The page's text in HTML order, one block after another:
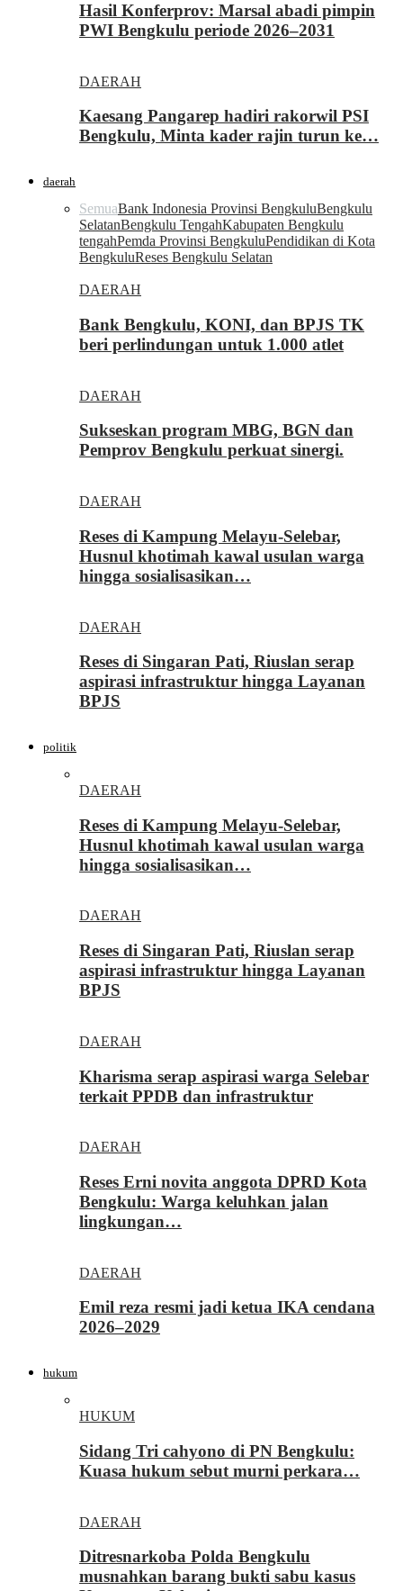
Hasil Konferprov: Marsal abadi pimpin
PWI Bengkulu periode 2026–2031
DAERAH
Kaesang Pangarep hadiri rakorwil PSI
Bengkulu, Minta kader rajin turun ke…
daerah
SemuaBank Indonesia Provinsi BengkuluBengkulu
SelatanBengkulu TengahKabupaten Bengkulu
tengahPemda Provinsi BengkuluPendidikan di Kota
BengkuluReses Bengkulu Selatan
DAERAH
Bank Bengkulu, KONI, dan BPJS TK
beri perlindungan untuk 1.000 atlet
DAERAH
Sukseskan program MBG, BGN dan
Pemprov Bengkulu perkuat sinergi.
DAERAH
Reses di Kampung Melayu-Selebar,
Husnul khotimah kawal usulan warga
hingga sosialisasikan…
DAERAH
Reses di Singaran Pati, Riuslan serap
aspirasi infrastruktur hingga Layanan
BPJS
politik
DAERAH
Reses di Kampung Melayu-Selebar,
Husnul khotimah kawal usulan warga
hingga sosialisasikan…
DAERAH
Reses di Singaran Pati, Riuslan serap
aspirasi infrastruktur hingga Layanan
BPJS
DAERAH
Kharisma serap aspirasi warga Selebar
terkait PPDB dan infrastruktur
DAERAH
Reses Erni novita anggota DPRD Kota
Bengkulu: Warga keluhkan jalan
lingkungan…
DAERAH
Emil reza resmi jadi ketua IKA cendana
2026–2029
hukum
HUKUM
Sidang Tri cahyono di PN Bengkulu:
Kuasa hukum sebut murni perkara…
DAERAH
Ditresnarkoba Polda Bengkulu
musnahkan barang bukti sabu kasus